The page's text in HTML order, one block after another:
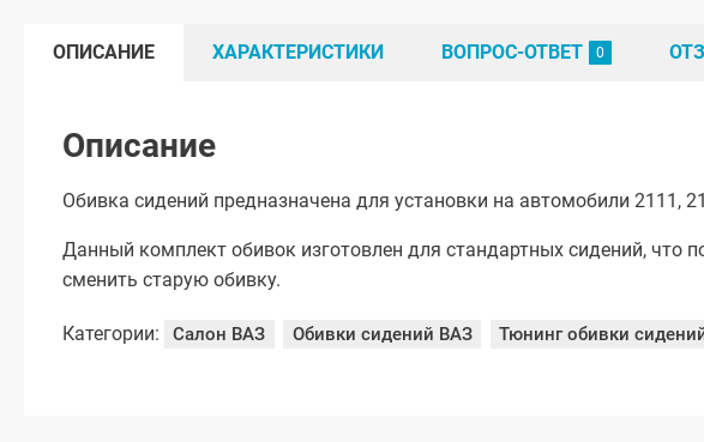
ОПИСАНИЕ ХАРАКТЕРИСТИКИ ВОПРОС-ОТВЕТ
Описание
Обивка сидений предназначена для установки на автомобили 2111,
Данный комплект обивок изготовлен для стандартных сидений, что
сменить старую обивку.
Категории: Салон ВАЗ Обивки сидений ВАЗ Тюнинг обивки